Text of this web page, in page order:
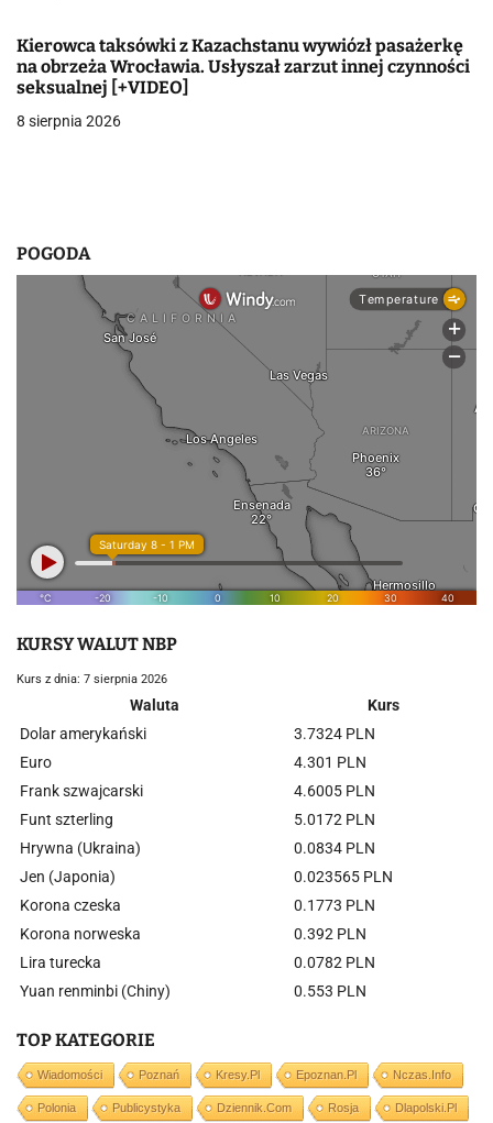
u
Kierowca taksówki z Kazachstanu wywiózł pasażerkę
na obrzeża Wrocławia. Usłyszał zarzut innej czynności
seksualnej [+VIDEO]
8 sierpnia 2026
POGODA
KURSY WALUT NBP
Kurs z dnia: 7 sierpnia 2026
Waluta
Kurs
Dolar amerykański
3.7324 PLN
Euro
4.301 PLN
Frank szwajcarski
4.6005 PLN
Funt szterling
5.0172 PLN
Hrywna (Ukraina)
0.0834 PLN
Jen (Japonia)
0.023565 PLN
Korona czeska
0.1773 PLN
Korona norweska
0.392 PLN
Lira turecka
0.0782 PLN
Yuan renminbi (Chiny)
0.553 PLN
TOP KATEGORIE
Wiadomości Poznań Kresy.pl Epoznan.pl Nczas.info
Polonia Publicystyka Dziennik.com Rosja Dlapolski.pl